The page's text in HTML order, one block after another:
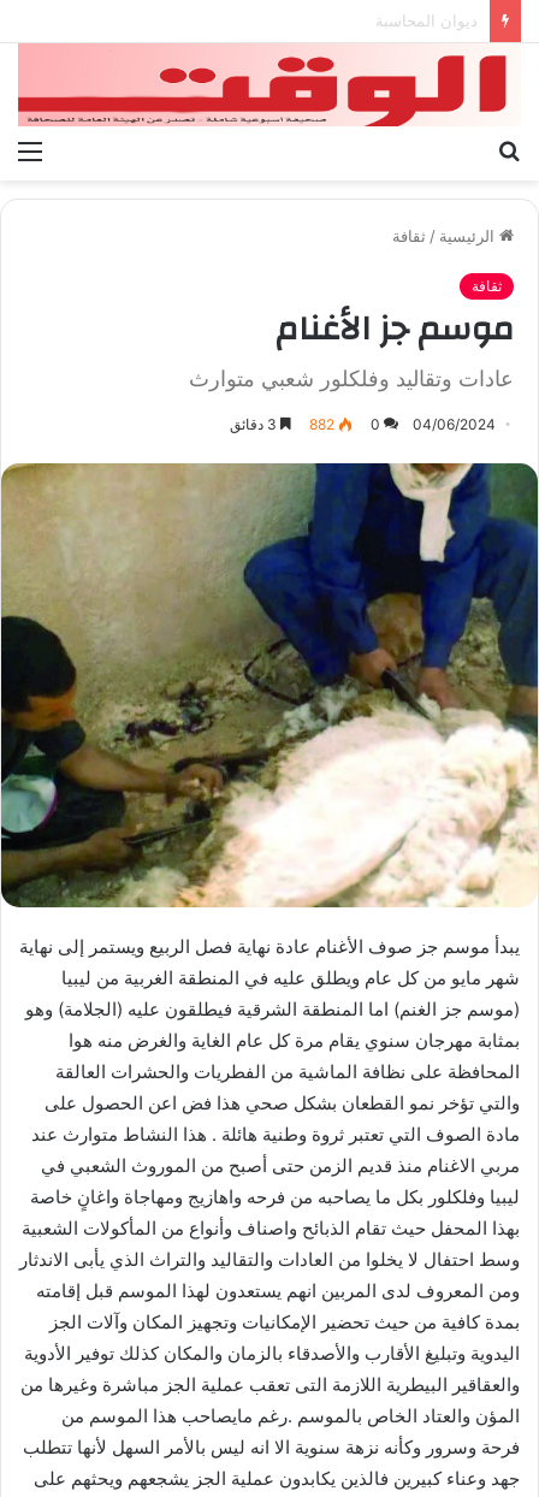
بيان الإتحاد الوطنى العام لعمال ليبيا
الرئيسية / ثقافة
ثقافة
موسم جز الأغنام
عادات وتقاليد وفلكلور شعبي متوارث
04/06/2024
0
882
يبدأ موسم جز صوف الأغنام عادة نهاية فصل الربيع ويستمر إلى نهاية
شهر مايو من كل عام ويطلق عليه في المنطقة الغربية من ليبيا
(موسم جز الغنم) اما المنطقة الشرقية فيطلقون عليه (الجلامة) وهو
بمثابة مهرجان سنوي يقام مرة كل عام الغاية والغرض منه هوا
المحافظة على نظافة الماشية من الفطريات والحشرات العالقة
والتي تؤخر نمو القطعان بشكل صحي هذا فض اعن الحصول على
مادة الصوف التي تعتبر ثروة وطنية هائلة . هذا النشاط متوارث عند
مربي الاغنام منذ قديم الزمن حتى أصبح من الموروث الشعبي في
ليبيا وفلكلور بكل ما يصاحبه من فرحه واهازيج ومهاجاة واغانٍ خاصة
بهذا المحفل حيث تقام الذبائح واصناف وأنواع من المأكولات الشعبية
وسط احتفال لا يخلوا من العادات والتقاليد والتراث الذي يأبى الاندثار
ومن المعروف لدى المربين انهم يستعدون لهذا الموسم قبل إقامته
بمدة كافية من حيث تحضير الإمكانيات وتجهيز المكان وآلات الجز
اليدوية وتبليغ الأقارب والأصدقاء بالزمان والمكان كذلك توفير الأدوية
والعقاقير البيطرية اللازمة التى تعقب عملية الجز مباشرة وغيرها من
المؤن والعتاد الخاص بالموسم .رغم مايصاحب هذا الموسم من
فرحة وسرور وكأنه نزهة سنوية الا انه ليس بالأمر السهل لأنها تتطلب
جهد وعناء كبيرين فالذين يكابدون عملية الجز يشجعهم ويحثهم على